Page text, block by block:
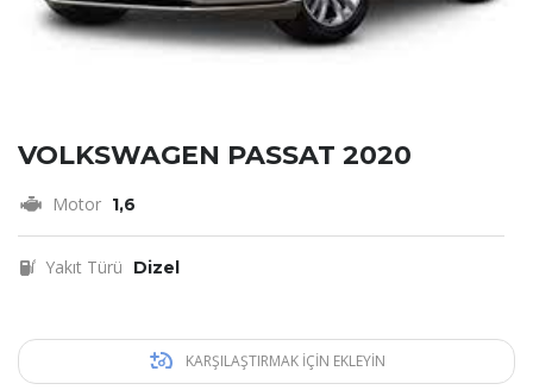
VOLKSWAGEN PASSAT 2020
Motor 1,6
Yakıt Türü Dizel
KARŞILAŞTIRMAK IÇIN EKLEYIN